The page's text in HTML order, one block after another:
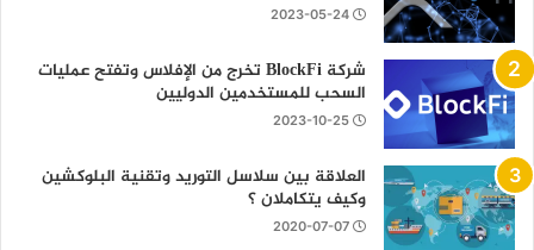
2023-05-24
شركة BlockFi تخرج من الإفلاس وتفتح عمليات
السحب للمستخدمين الدوليين
2023-10-25
العلاقة بين سلاسل التوريد وتقنية البلوكشين
وكيف يتكاملان ؟
2020-07-07